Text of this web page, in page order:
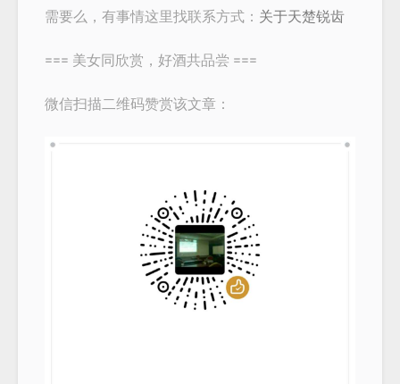
需要么，有事情这里找联系方式： 关于天楚锐齿
=== 美女同欣赏，好酒共品尝 ===
微信扫描二维码赞赏该文章：